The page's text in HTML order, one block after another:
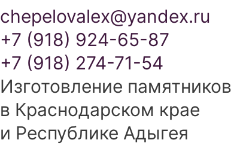
chepelovalex@yandex.ru
+7 (918) 924-65-87
+7 (918) 274-71-54
Изготовление памятников
в Краснодарском крае
и Республике Адыгея